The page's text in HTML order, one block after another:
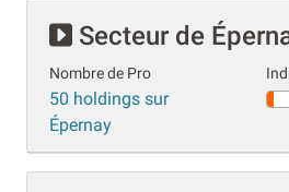
Secteur de
Nombre de Pro
50 holdings sur
Épernay